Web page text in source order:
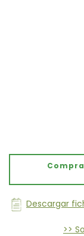
Descargar
>>